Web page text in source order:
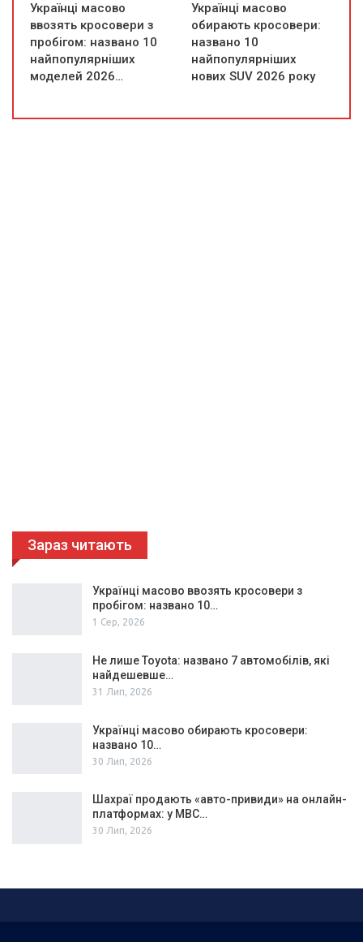
Українці масово
ввозять кросовери з
пробігом: названо 10
найпопулярніших
моделей 2026…
Українці масово
обирають кросовери:
названо 10
найпопулярніших
нових SUV 2026 року
Зараз читають
Українці масово ввозять кросовери з
пробігом: названо 10…
1 Сер, 2026
Не лише Toyota: названо 7 автомобілів, які
найдешевше…
31 Лип, 2026
Українці масово обирають кросовери:
названо 10…
30 Лип, 2026
Шахраї продають «авто-привиди» на онлайн-
платформах: у МВС…
30 Лип, 2026